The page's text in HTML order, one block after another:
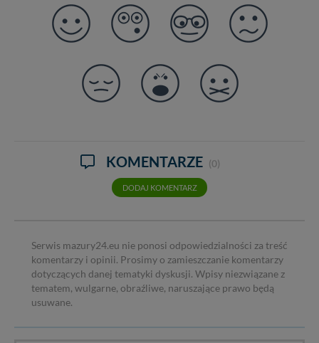
KOMENTARZE (0)
DODAJ KOMENTARZ
Serwis mazury24.eu nie ponosi odpowiedzialności za treść
komentarzy i opinii. Prosimy o zamieszczanie komentarzy
dotyczących danej tematyki dyskusji. Wpisy niezwiązane z
tematem, wulgarne, obraźliwe, naruszające prawo będą
usuwane.